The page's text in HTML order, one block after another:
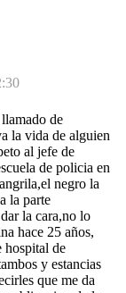
de
la vida de alguien
al jefe de
de policia en
negro la
la parte
la cara,no lo
hace 25 años,
hospital de
y estancias
que me da